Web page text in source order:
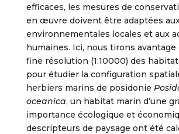
efficaces, les mesures de
en œuvre doivent être adaptées
environnementales locales et aux
humaines. Ici, nous tirons avantage
fine résolution (1:10000) des
pour étudier la configuration
herbiers marins de posidonie
oceanica, un habitat marin d’une
importance écologique et
descripteurs de paysage ont été